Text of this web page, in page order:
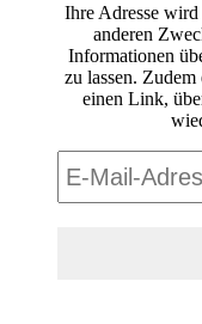
Ihre Adresse
anderen
Informationen
zu lassen.
einen Link,